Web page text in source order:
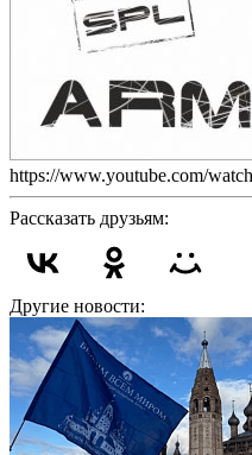
https://www.youtube.com/
Рассказать друзьям:
Другие новости: